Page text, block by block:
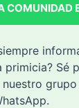
COMUNIDAD
primicia? Sé